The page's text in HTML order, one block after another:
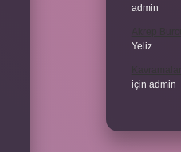
admin
Yeliz
için admin